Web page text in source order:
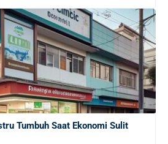
Presentasi Bisnis yang
di Jepang: Rincian dalam
Penting untuk Masa Depan
Tumbuh Saat Ekonomi Sulit